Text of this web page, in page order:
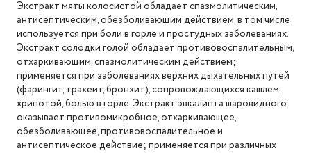
Экстракт мяты колосистой обладает спазмолитическим,
антисептическим, обезболивающим действием, в том числе
используется при боли в горле и простудных заболеваниях.
Экстракт солодки голой обладает противовоспалительным,
отхаркивающим, спазмолитическим действием;
применяется при заболеваниях верхних дыхательных путей
(фарингит, трахеит, бронхит), сопровождающихся кашлем,
хрипотой, болью в горле. Экстракт эвкалипта шаровидного
оказывает противомикробное, отхаркивающее,
обезболивающее, противовоспалительное и
антисептическое действие; применяется при различных